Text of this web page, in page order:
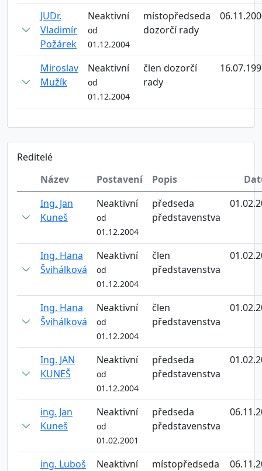
JUDr.
Vladimír
Požárek
Neaktivní
od
01.12.2004
místopředseda
dozorčí rady
Miroslav
Mužík
Neaktivní
od
01.12.2004
člen dozorčí
rady
Reditelé
Název
Postavení Popis
Ing. Jan
Kuneš
Neaktivní
od
01.12.2004
předseda
představenstva
Ing. Hana
Švihálková
Neaktivní
od
01.12.2004
člen
představenstva
Ing. Hana
Švihálková
Neaktivní
od
01.12.2004
člen
představenstva
Ing. JAN
KUNEŠ
Neaktivní
od
01.12.2004
předseda
představenstva
ing. Jan
Kuneš
Neaktivní
od
01.02.2001
předseda
představenstva
ing. Luboš
Neaktivní
místopředseda